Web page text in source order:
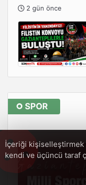
2 gün önce
SPOR
İçeriği
kendi ve üçüncü taraf